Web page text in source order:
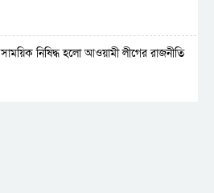
সাময়িক নিষিদ্ধ হলো আওয়ামী লীগের রাজনীতি